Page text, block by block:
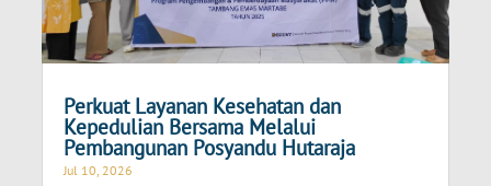
Perkuat Layanan Kesehatan dan
Kepedulian Bersama Melalui
Pembangunan Posyandu Hutaraja
Jul 10, 2026